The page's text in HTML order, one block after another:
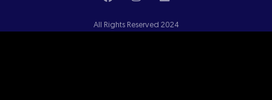
All Rights Reserved 2024